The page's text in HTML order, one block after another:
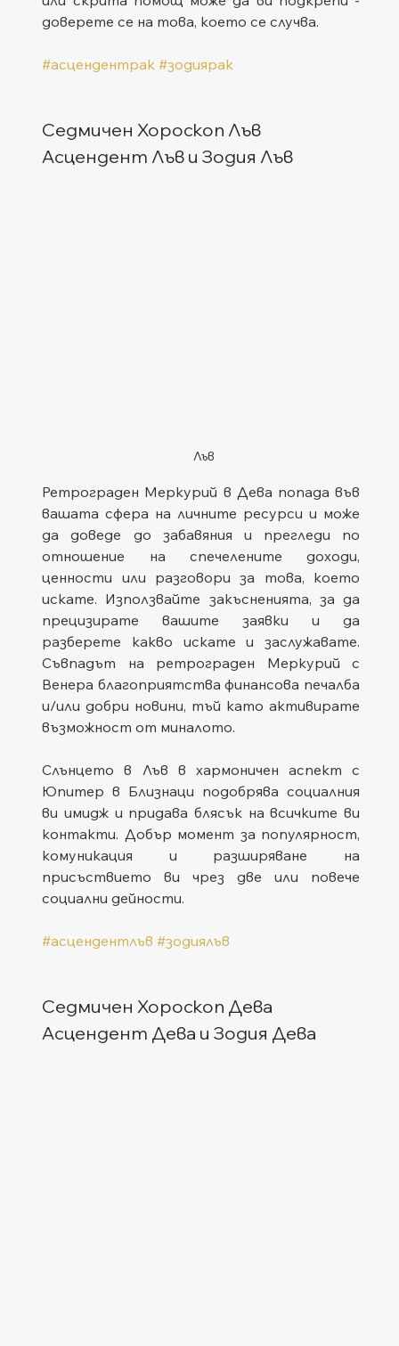
доверете се на това, което се случва.
#асцендентрак #зодиярак
Седмичен Хороскоп Лъв
Асцендент Лъв и Зодия Лъв
Лъв
Ретрограден Меркурий в Дева попада във
вашата сфера на личните ресурси и може
да доведе до забавяния и прегледи по
отношение на спечелените доходи,
ценности или разговори за това, което
искате. Използвайте закъсненията, за да
прецизирате вашите заявки и да
разберете какво искате и заслужавате.
Съвпадът на ретрограден Меркурий с
Венера благоприятства финансова печалба
и/или добри новини, тъй като активирате
възможност от миналото.
Слънцето в Лъв в хармоничен аспект с
Юпитер в Близнаци подобрява социалния
ви имидж и придава блясък на всичките ви
контакти. Добър момент за популярност,
комуникация и разширяване на
присъствието ви чрез две или повече
социални дейности.
#асцендентлъв #зодиялъв
Седмичен Хороскоп Дева
Асцендент Дева и Зодия Дева